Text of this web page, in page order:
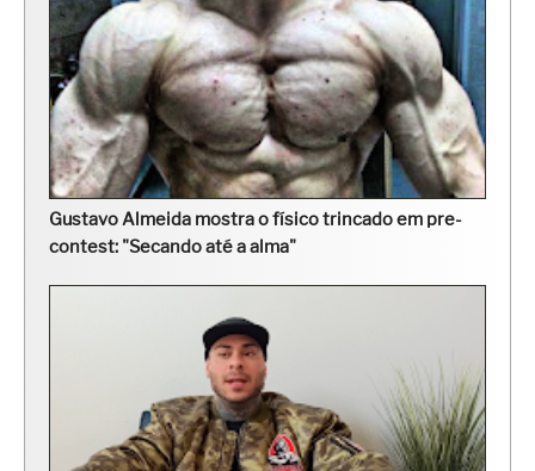
Gustavo Almeida mostra o físico trincado em pre-
contest: "Secando até a alma"